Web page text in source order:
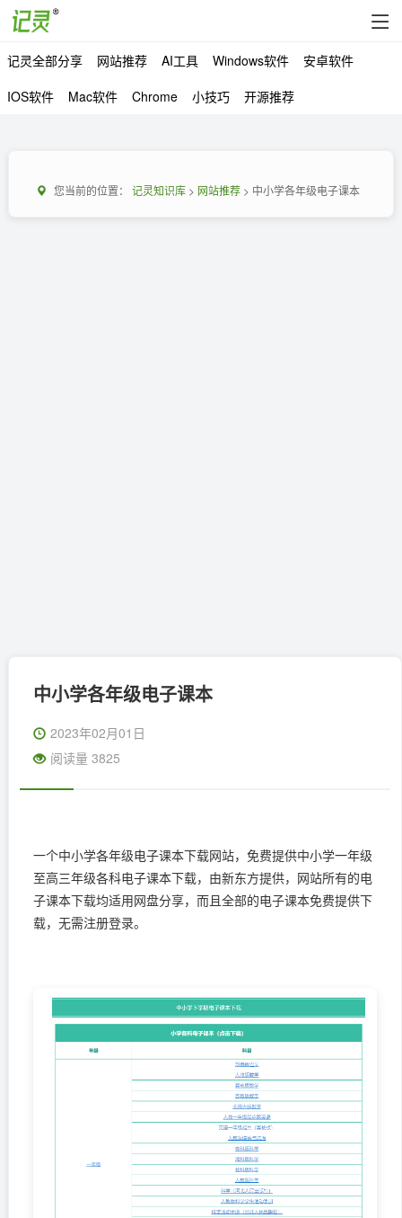
记灵全部分享 网站推荐 AI工具 Windows软件
安卓软件
IOS软件
Mac软件 Chrome 小技巧 开源推荐
您当前的位置： 记灵知识库> 网站推荐> 中小学各年级电子课本
中小学各年级电子课本
2023年02月01日
阅读量 3825
一个中小学各年级电子课本下载网站，免费提供中小学一年级
至高三年级各科电子课本下载，由新东方提供，网站所有的电
子课本下载均适用网盘分享，而且全部的电子课本免费提供下
载，无需注册登录。